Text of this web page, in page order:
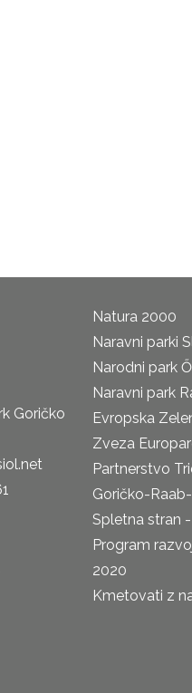
Goričko
Natura 2000
Naravni parki
Narodni park
Naravni park
Evropska
Zveza
Partnerstvo
Goričko-
Spletna stran
Program
2020
Kmetovati z